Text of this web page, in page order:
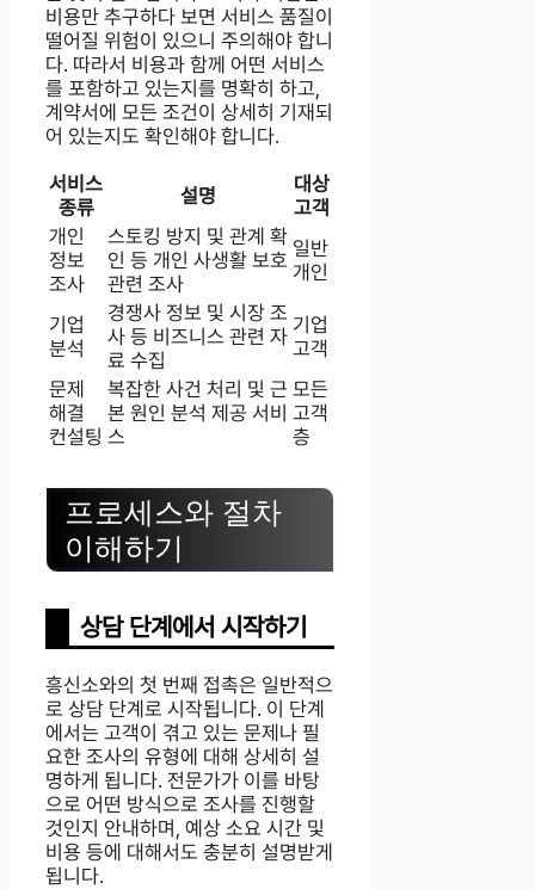
비용만 추구하다 보면 서비스 품질이
떨어질 위험이 있으니 주의해야 합니
다. 따라서 비용과 함께 어떤 서비스
를 포함하고 있는지를 명확히 하고,
계약서에 모든 조건이 상세히 기재되
어 있는지도 확인해야 합니다.
서비스
종류
설명
대상
고객
개인
정보
조사
스토킹 방지 및 관계 확
인 등 개인 사생활 보호
관련 조사
일반
개인
기업
분석
경쟁사 정보 및 시장 조
사 등 비즈니스 관련 자
료 수집
기업
고객
문제
해결
컨설팅
복잡한 사건 처리 및 근
본 원인 분석 제공 서비
스
모든
고객
층
프로세스와 절차
이해하기
상담 단계에서 시작하기
흥신소와의 첫 번째 접촉은 일반적으
로 상담 단계로 시작됩니다. 이 단계
에서는 고객이 겪고 있는 문제나 필
요한 조사의 유형에 대해 상세히 설
명하게 됩니다. 전문가가 이를 바탕
으로 어떤 방식으로 조사를 진행할
것인지 안내하며, 예상 소요 시간 및
비용 등에 대해서도 충분히 설명받게
됩니다.